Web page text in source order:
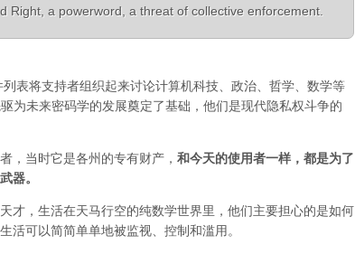
Right, a powerword, a threat of collective enforcement.
表将支持者组织起来讨论计算机科技、政治、哲学、数学等
为未来密码学的发展奠定了基础，他们是现代隐私权斗争的
，当时它是各州的专有财产， 和今天的使用者一样，都是为了
器。
才，生活在天马行空的纯数学世界里，他们主要担心的是如何
活可以简简单单地被监视、控制和滥用。